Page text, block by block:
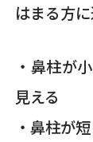
はまる方
・鼻柱が
見える
・鼻柱が